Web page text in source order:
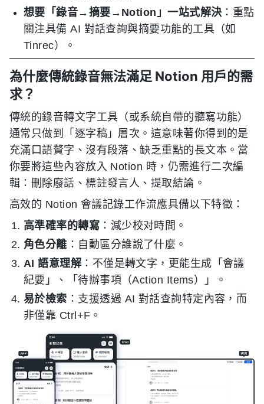
想要「錄音→摘要→Notion」一站式解決 ：重點
關注具備 AI 對話查詢與摘要功能的工具（如
Tinrec）。
為什麼傳統錄音無法滿足 Notion 用戶的需
求？
傳統的錄音轉文字工具（或系統自帶的聽寫功能）
通常只做到「逐字稿」層次。這意味著你得到的是
充滿口語贅字、沒有段落、缺乏重點的長文本。當
你要將這些內容放入 Notion 時，仍需進行二次編
輯：刪除廢話、標註發言人、提取結論。
高效的 Notion 會議記錄工作流應具備以下特徵：
高準確率的轉寫 ：減少校对時間。
角色分離 ：自動區分誰說了什麼。
AI 語意理解 ：不僅是轉文字，更能生成「會議
紀要」、「待辦事項（Action Items）」。
易於檢索 ：支援透過 AI 對話查詢特定內容，而
非僅靠 Ctrl+F。